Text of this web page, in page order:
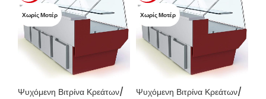
Χωρίς Μοτέρ
Ψυχόμενη Βιτρίνα Κρεάτων/
Χωρίς Μοτέρ
Ψυχόμενη Βιτρίνα Κρεάτων/